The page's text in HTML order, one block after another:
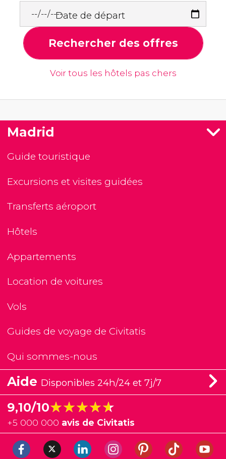
Date de départ
Rechercher des offres
Voir tous les hôtels pas chers
Madrid
Guide touristique
Excursions et visites guidées
Transferts aéroport
Hôtels
Appartements
Location de voitures
Vols
Guides de voyage de Civitatis
Qui sommes-nous
Aide Disponibles 24h/24 et 7j/7
9,10/10★★★★★
★★★★★
+5 000 000 avis de Civitatis